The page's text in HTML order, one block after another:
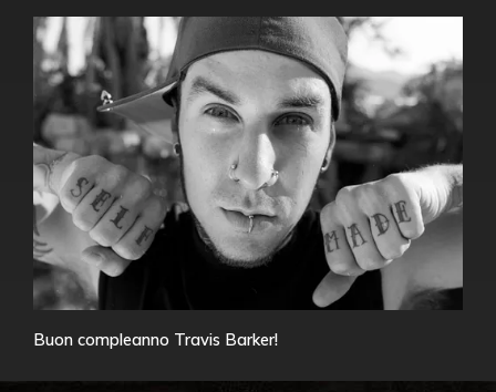
Buon compleanno Travis Barker!